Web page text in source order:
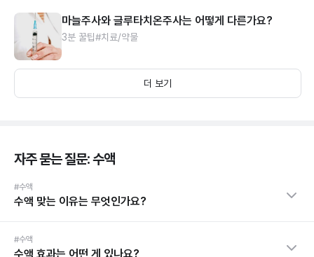
마늘주사와 글루타치온주사는 어떻게 다른가요?
3분 꿀팁#치료/약물
더 보기
자주 묻는 질문: 수액
#수액
수액 맞는 이유는 무엇인가요?
#수액
수액 효과는 어떤 게 있나요?